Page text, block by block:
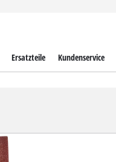
Ersatzteile Kundenservice